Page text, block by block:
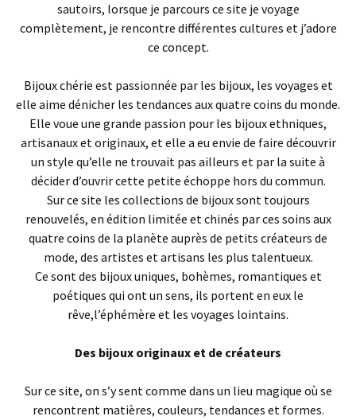
sautoirs, lorsque je parcours ce site je voyage
complètement, je rencontre différentes cultures et j’adore
ce concept.
Bijoux chérie est passionnée par les bijoux, les voyages et
elle aime dénicher les tendances aux quatre coins du monde.
Elle voue une grande passion pour les bijoux ethniques,
artisanaux et originaux, et elle a eu envie de faire découvrir
un style qu’elle ne trouvait pas ailleurs et par la suite à
décider d’ouvrir cette petite échoppe hors du commun.
Sur ce site les collections de bijoux sont toujours
renouvelés, en édition limitée et chinés par ces soins aux
quatre coins de la planète auprès de petits créateurs de
mode, des artistes et artisans les plus talentueux.
Ce sont des bijoux uniques, bohèmes, romantiques et
poétiques qui ont un sens, ils portent en eux le
rêve,l’éphémère et les voyages lointains.
Des bijoux originaux et de créateurs
Sur ce site, on s’y sent comme dans un lieu magique où se
rencontrent matières, couleurs, tendances et formes.